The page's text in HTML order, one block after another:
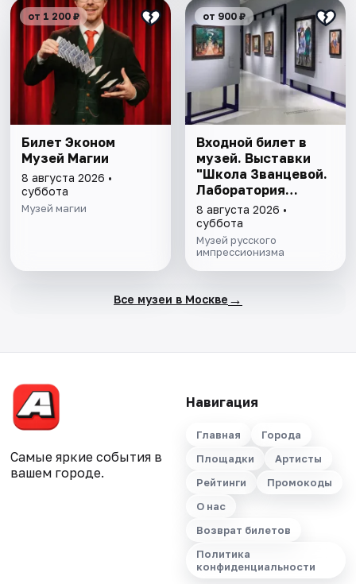
от 1 200 ₽
Билет Эконом
Музей Магии
8 августа 2026 •
суббота
Музей магии
от 900 ₽
Входной билет в
музей. Выставки
"Школа Званцевой.
Лаборатория
модернизма" и
"Хрупкие причуды:
от кондитерской к
музею"
8 августа 2026 •
суббота
Музей русского
импрессионизма
Все музеи в Москве →
Самые яркие события в
вашем городе.
Навигация
Главная
Города
Площадки
Артисты
Рейтинги
Промокоды
О нас
Возврат билетов
Политика
конфиденциальности